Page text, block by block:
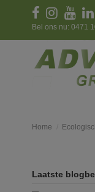
Bel ons nu: 0471
Home
Laatste